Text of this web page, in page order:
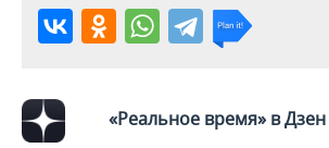
«Реальное время» в Дзен